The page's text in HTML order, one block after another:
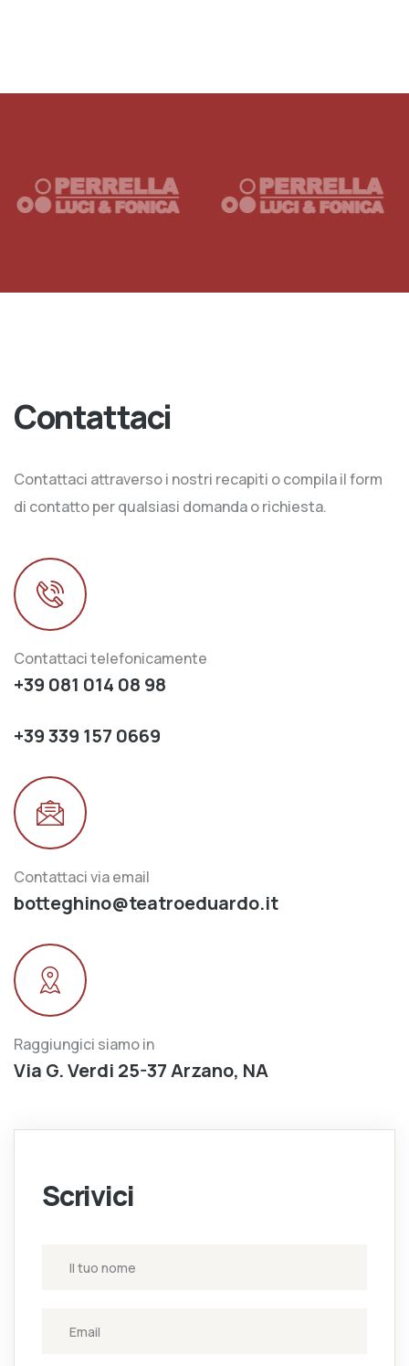
Contattaci
Contattaci attraverso i nostri recapiti o compila il form
di contatto per qualsiasi domanda o richiesta.
Contattaci telefonicamente
+39 081 014 08 98
+39 339 157 0669
Contattaci via email
botteghino@teatroeduardo.it
Raggiungici siamo in
Via G. Verdi 25-37 Arzano, NA
Scrivici